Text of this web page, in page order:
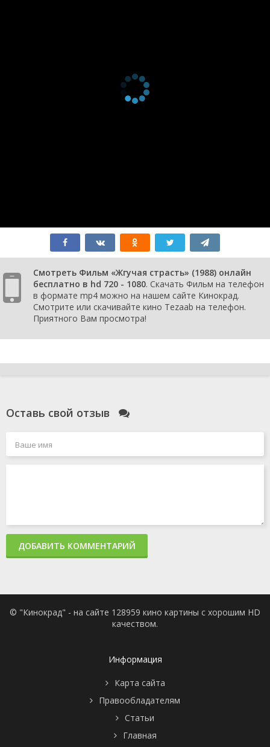
Смотреть Фильм «Жгучая страсть» (1988) онлайн
бесплатно в hd 720 - 1080. Скачать Фильм на телефон
в формате mp4 можно на нашем сайте Кинокрад.
Смотрите или скачивайте кино Tezaab на телефон.
Приятного Вам просмотра!
Оставь свой отзыв
ДОБАВИТЬ КОММЕНТАРИЙ
© "Кинокрад" - на сайте 128959 кино картины с хорошим HD
качеством.
Информация
Карта сайта
Правообладателям
Статьи
Главная